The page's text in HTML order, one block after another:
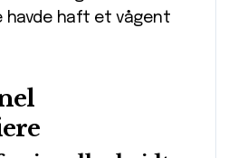
havde haft et vågent